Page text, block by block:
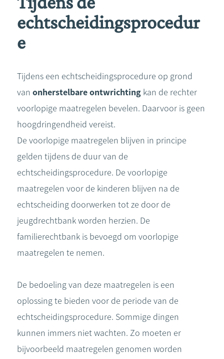
echtscheidingsprocedur
e
Tijdens een echtscheidingsprocedure op grond
van onherstelbare ontwrichting kan de rechter
voorlopige maatregelen bevelen. Daarvoor is geen
hoogdringendheid vereist.
De voorlopige maatregelen blijven in principe
gelden tijdens de duur van de
echtscheidingsprocedure. De voorlopige
maatregelen voor de kinderen blijven na de
echtscheiding doorwerken tot ze door de
jeugdrechtbank worden herzien. De
familierechtbank is bevoegd om voorlopige
maatregelen te nemen.
De bedoeling van deze maatregelen is een
oplossing te bieden voor de periode van de
echtscheidingsprocedure. Sommige dingen
kunnen immers niet wachten. Zo moeten er
bijvoorbeeld maatregelen genomen worden